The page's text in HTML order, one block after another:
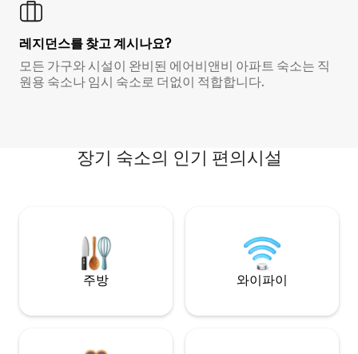
레지던스를 찾고 계시나요?
모든 가구와 시설이 완비된 에어비앤비 아파트 숙소는 직
원용 숙소나 임시 숙소로 더없이 적합합니다.
장기 숙소의 인기 편의시설
주방 와이파이